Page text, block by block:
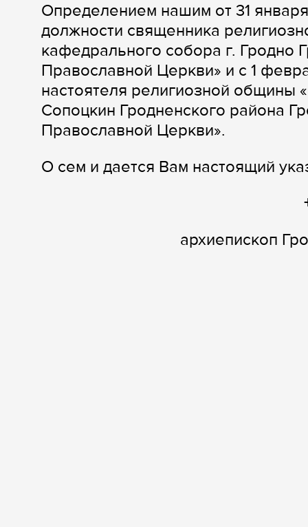
Определением нашим от 31
должности священника
кафедрального собора г. Гродно
Православной Церкви» и с 1
настоятеля религиозной общины
Сопоцкин Гродненского района
Православной Церкви».
О сем и дается Вам настоящий
архиепископ